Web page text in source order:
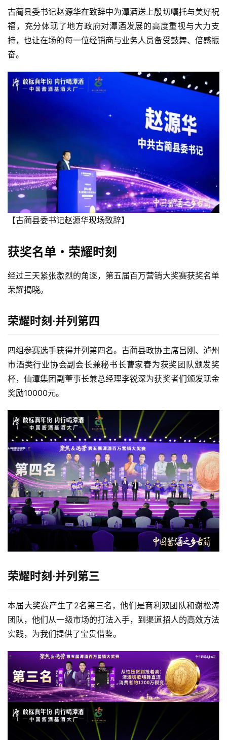
司
深
度
人
观
动
动
态
视
频
古蔺县委书记赵源华在致辞中为潭酒送上殷切嘱托与美好祝
福，充分体现了地方政府对潭酒发展的高度重视与大力支
持，也让在场的每一位经销商与业务人员备受鼓舞、倍感振
奋。
【古蔺县委书记赵源华现场致辞】
获奖名单・荣耀时刻
经过三天紧张激烈的角逐，第五届百万营销大奖赛获奖名单
荣耀揭晓。
荣耀时刻·并列第四
四组参赛选手获得并列第四名。古蔺县政协主席吕刚、泸州
市酒类行业协会副会长兼秘书长曹家春为获奖团队颁发奖
杯，仙潭集团 副董事长兼总经理李锐深为获奖者们颁发现金
奖励10000元。
荣耀时刻·并列第三
本届大奖赛产生了2名第三名，他们是商利双团队和谢松涛
团队，他们从一级市场的打法入手，到渠道招人的高效方法
实践，为我们提供了宝贵借鉴。